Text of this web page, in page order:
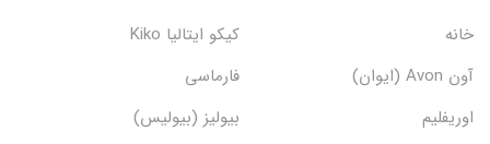
خانه
کیکو ایتالیا Kiko
آون Avon (ایوان)
فارماسی
اوریفلیم
بیولیز (بیولیس)